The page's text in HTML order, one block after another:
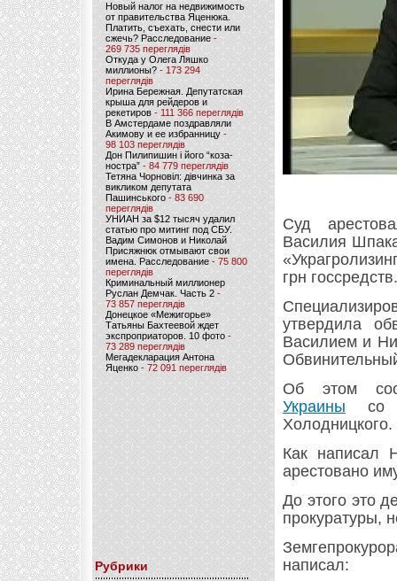
Новый налог на недвижимость
от правительства Яценюка.
Платить, съехать, снести или
сжечь? Расследование-
269 735 переглядів
Откуда у Олега Ляшко
миллионы? - 173 294
переглядів
Ирина Бережная. Депутатская
крыша для рейдеров и
рекетиров - 111 366 переглядів
В Амстердаме поздравляли
Акимову и ее избранницу -
98 103 переглядів
Дон Пилипишин і його “коза-
ностра” - 84 779 переглядів
Тетяна Чорновіл: дівчинка за
викликом депутата
Пашинського- 83 690
переглядів
УНИАН за $12 тысяч удалил
статью про митинг под СБУ.
Вадим Симонов и Николай
Присяжнюк отмывают свои
имена. Расследование - 75 800
переглядів
Криминальный миллионер
Руслан Демчак. Часть 2-
73 857 переглядів
Донецкое «Межигорье»
Татьяны Бахтеевой ждет
экспроприаторов. 10 фото -
73 289 переглядів
Мегадекларация Антона
Яценко - 72 091 переглядів
Рубрики
Суд
Василия
грн госсредств.
утвердила
Василием и
Об этом
Украины со
Холодницкого.
Как написал
арестовано
До этого это
прокуратуры,
написал: